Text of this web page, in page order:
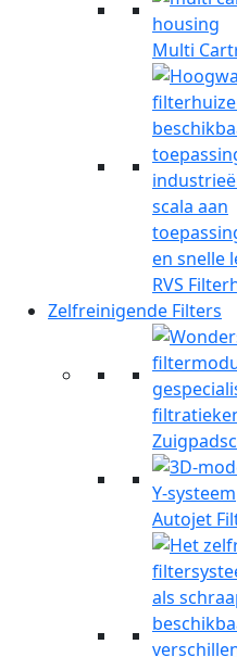
Multi
RVS
Zelfreinigende Filters
Autojet